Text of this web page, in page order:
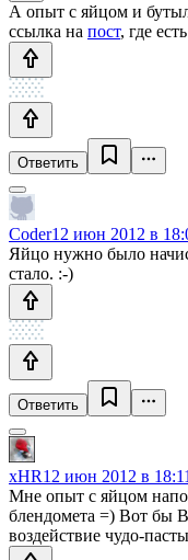
А опыт с яйцом и
ссылка на пост, где
Ответить
Coder12 июн 2012 в
Яйцо нужно было
стало. :-)
Ответить
xHR12 июн 2012 в 18:11
Мне опыт с яйцом
блендомета =) Вот бы
воздействие чудо-